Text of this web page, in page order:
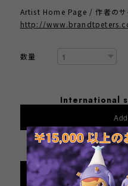
Artist Home Page / 作者のサ
http://
数量
International
日本国内に